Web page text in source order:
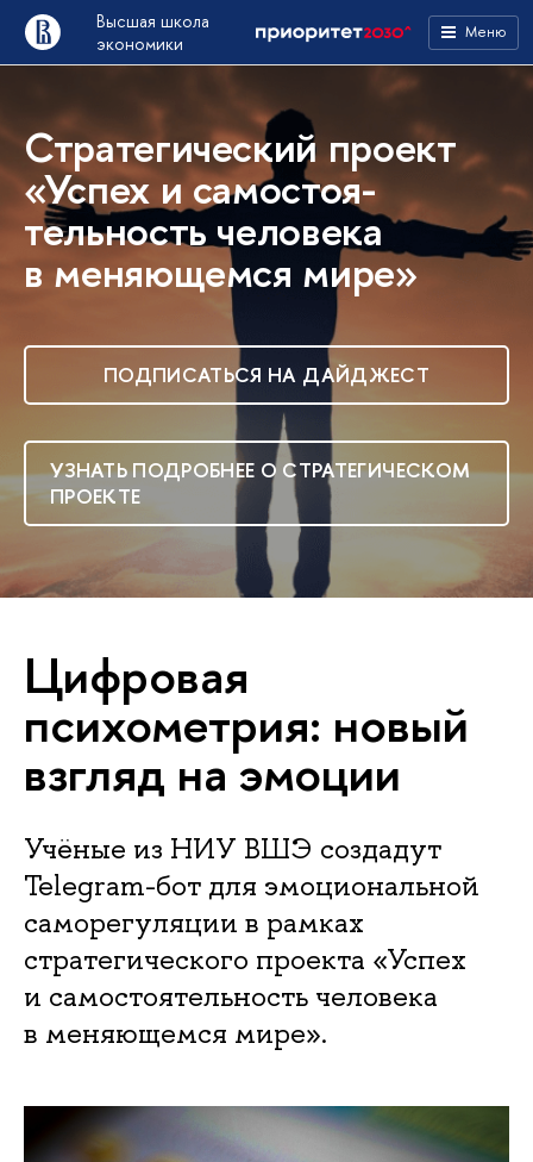
Высшая школа
экономики
Меню
Стратегический проект
«Успех и самостоя­
тельность человека
в меняю­щемся мире»
ПОДПИСАТЬСЯ НА ДАЙДЖЕСТ
УЗНАТЬ ПОДРОБНЕЕ О СТРАТЕГИЧЕСКОМ
ПРОЕКТЕ
Цифровая
психометрия: новый
взгляд на эмоции
Учёные из НИУ ВШЭ создадут
Telegram-бот для эмоциональной
саморегуляции в рамках
стратегического проекта «Успех
и самостоятельность человека
в меняющемся мире».